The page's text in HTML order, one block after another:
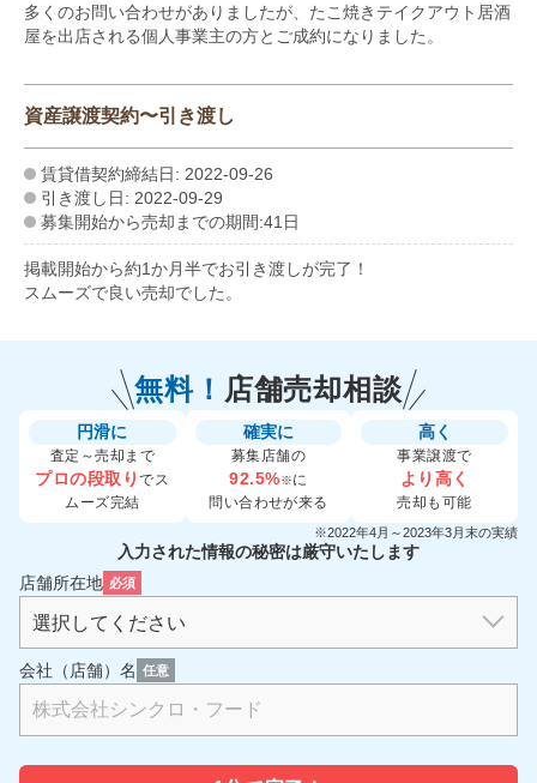
多くのお問い合わせがありましたが、たこ焼きテイクアウト居酒
屋を出店される個人事業主の方とご成約になりました。
資産譲渡契約〜引き渡し
賃貸借契約締結日: 2022-09-26
引き渡し日: 2022-09-29
募集開始から売却までの期間:41日
掲載開始から約1か月半でお引き渡しが完了！
スムーズで良い売却でした。
無料！ 店舗売却相談
円滑に
査定～売却まで
プロの段取りでス
ムーズ完結
確実に
募集店舗の
92.5%※に
問い合わせが来る
高く
事業譲渡で
より高く
売却も可能
※2022年4月～2023年3月末の実績
入力された情報の秘密は厳守いたします
店舗所在地 必須
会社（店舗）名 任意